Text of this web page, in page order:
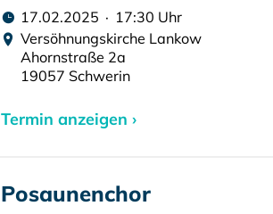
17.02.2025 · 17:30 Uhr
Versöhnungskirche Lankow
Ahornstraße 2a
19057 Schwerin
Termin anzeigen ›
Posaunenchor